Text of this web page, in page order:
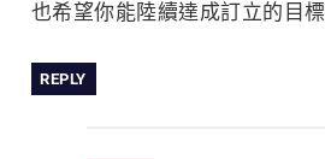
也希望你能陸續達成訂立的目標
REPLY